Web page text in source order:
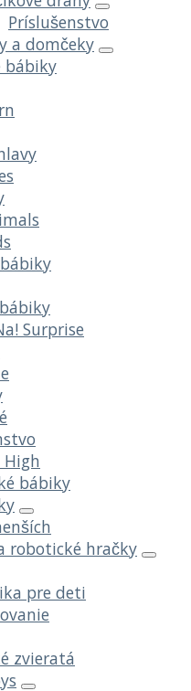
Príslušenstvo
a domčeky
bábiky
Surprise
High
bábiky
robotické hračky
pre deti
zvieratá